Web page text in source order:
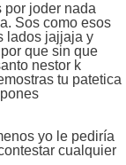
por joder nada
Sos como esos
lados jajjaja y
que sin que
nestor k
tu patetica
yo le pediría
cualquier